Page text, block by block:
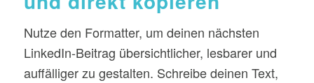
Nutze den Formatter, um deinen nächsten
LinkedIn-Beitrag übersichtlicher, lesbarer und
auffälliger zu gestalten. Schreibe deinen Text,